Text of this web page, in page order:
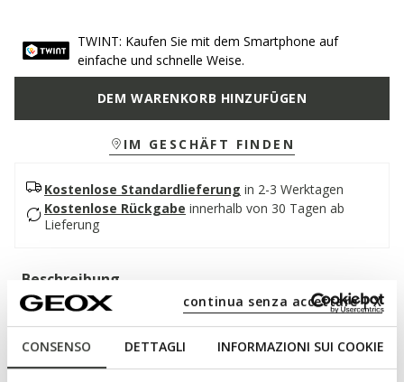
CONSENSO DETTAGLI INFORMAZIONI SUI COOKIE
continua senza accettare | X
TWINT: Kaufen Sie mit dem Smartphone auf
einfache und schnelle Weise.
DEM WARENKORB HINZUFÜGEN
IM GESCHÄFT FINDEN
Kostenlose Standardlieferung in 2-3 Werktagen
Kostenlose Rückgabe innerhalb von 30 Tagen ab
Lieferung
Beschreibung
Super gepolsterter und atmungsaktiver Herrenschuh, eine
authentische Mischung aus Eleganz und kompromisslosem
Komfort. In dieser klassischen schwarzen Variante präsentiert
er sich mit einem Oberschuh aus weichem Glattleder in